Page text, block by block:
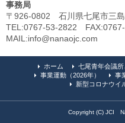
事務局
〒926-0802 石川県七尾市三
TEL:0767-53-2822
MAIL:info@nanaojc.com
ホーム 七尾青年会議所
事業運動（2026年）
事
新型コロナウイ
Copyright (C) JCI